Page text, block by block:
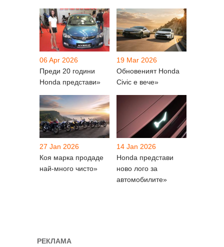
06 Apr 2026
Преди 20 години
Honda представи»
19 Mar 2026
Обновеният Honda
Civic е вече»
27 Jan 2026
Коя марка продаде
най-много чисто»
14 Jan 2026
Honda представи
ново лого за
автомобилите»
РЕКЛАМА